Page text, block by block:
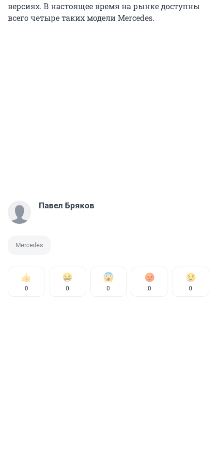
версиях. В настоящее время на рынке доступны
всего четыре таких модели Mercedes.
Павел Бряков
Mercedes
0 0 0 0 0